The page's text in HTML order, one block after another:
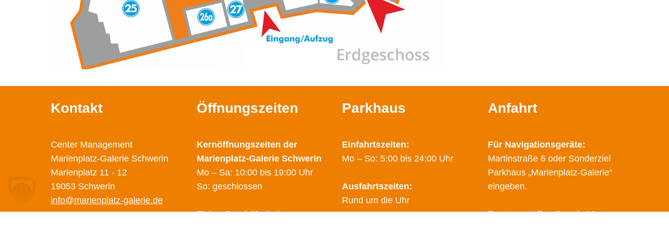
Kontakt
Center Management
Marienplatz-Galerie Schwerin
Marienplatz 11 - 12
19053 Schwerin
info@marienplatz-galerie.de
Öffnungszeiten
Kernöffnungszeiten der
Marienplatz-Galerie Schwerin
Mo – Sa: 10:00 bis 19:00 Uhr
So: geschlossen
Einige Geschäfte haben
Parkhaus
Einfahrtszeiten:
Mo – So: 5:00 bis 24:00 Uhr
Ausfahrtszeiten:
Rund um die Uhr
Anfahrt
Für Navigationsgeräte:
Martinstraße 6 oder Sonderziel
Parkhaus „Marienplatz-Galerie“
eingeben.
Route erstellenGoogle Maps